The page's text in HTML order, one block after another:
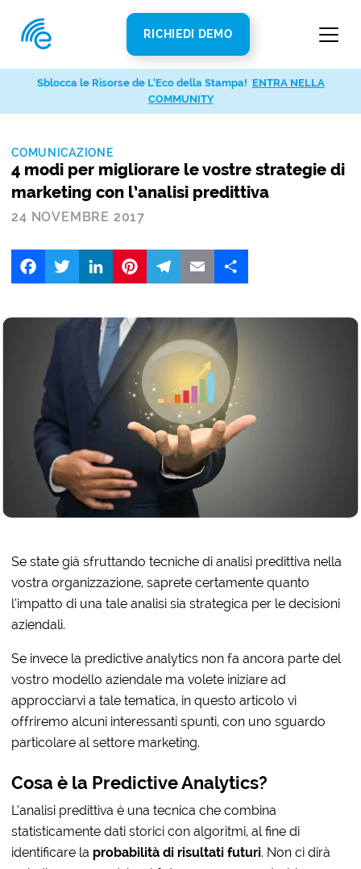
RICHIEDI DEMO
COMUNICAZIONE
4 modi per migliorare le vostre strategie di
marketing con l’analisi predittiva
24 NOVEMBRE 2017
FacebookTwitter LinkedIn
Se state già sfruttando tecniche di analisi predittiva nella
vostra organizzazione, saprete certamente quanto
l’impatto di una tale analisi sia strategica per le decisioni
aziendali.
Se invece la predictive analytics non fa ancora parte del
vostro modello aziendale ma volete iniziare ad
approcciarvi a tale tematica, in questo articolo vi
offriremo alcuni interessanti spunti, con uno sguardo
particolare al settore marketing.
Cosa è la Predictive Analytics?
L’analisi predittiva è una tecnica che combina
statisticamente dati storici con algoritmi, al fine di
identificare la probabilità di risultati futuri. Non ci dirà
Sblocca le Risorse de L’Eco della Stampa! ENTRA NELLA
COMMUNITY